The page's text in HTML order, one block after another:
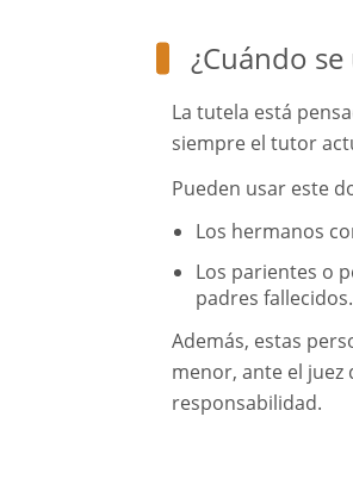
¿Cuándo
La tutela está
siempre el tutor
Pueden usar este
Los hermanos
Los parientes o
padres fallecidos.
Además, estas
menor, ante el
responsabilidad.